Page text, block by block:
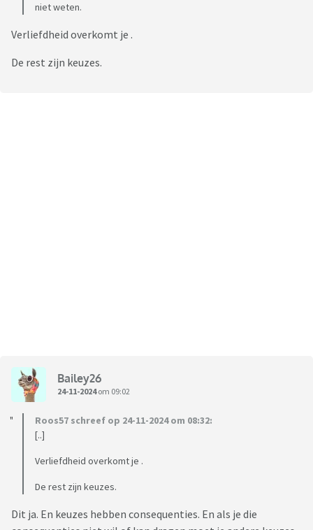
niet weten.
Verliefdheid overkomt je .
De rest zijn keuzes.
Bailey26
24-11-2024om 09:02
Roos57 schreef op 24-11-2024 om 08:32:
[..]
Verliefdheid overkomt je .
De rest zijn keuzes.
Dit ja. En keuzes hebben consequenties. En als je die